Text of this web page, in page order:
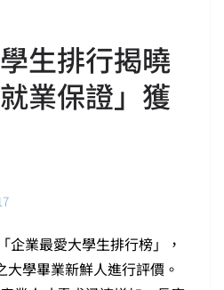
生排行揭曉
業保證」獲
企業最愛大學生排行榜」，
學畢業新鮮人進行評價。